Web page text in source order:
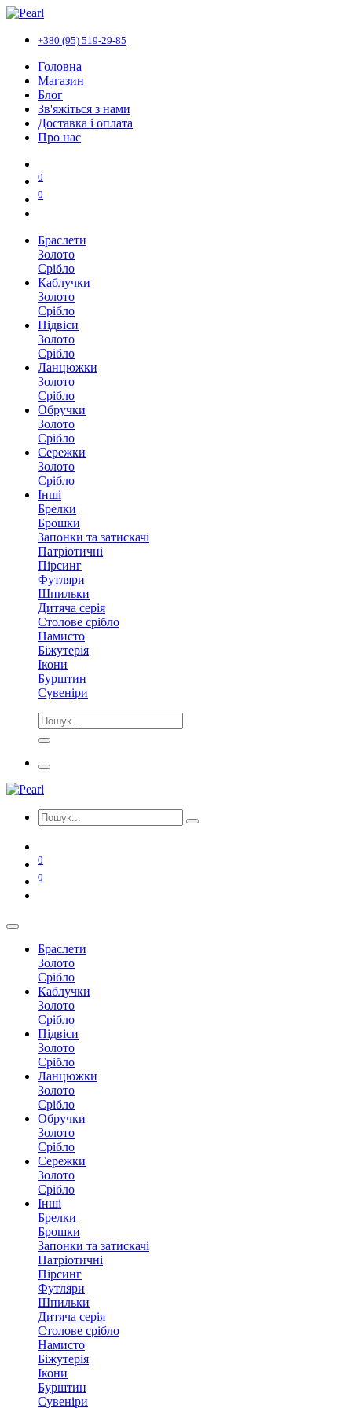
+380 (95) 519-29-85
Головна
Магазин
Блог
Зв'яжіться з нами
Доставка і оплата
Про нас
0
0
Браслети
Золото
Срібло
Каблучки
Золото
Срібло
Підвіси
Золото
Срібло
Ланцюжки
Золото
Срібло
Обручки
Золото
Срібло
Сережки
Золото
Срібло
Інші
Брелки
Брошки
Запонки та затискачі
Патріотичні
Пірсинг
Футляри
Шпильки
Дитяча серія
Столове срібло
Намисто
Біжутерія
Ікони
Бурштин
Сувеніри
0
0
Браслети
Золото
Срібло
Каблучки
Золото
Срібло
Підвіси
Золото
Срібло
Ланцюжки
Золото
Срібло
Обручки
Золото
Срібло
Сережки
Золото
Срібло
Інші
Брелки
Брошки
Запонки та затискачі
Патріотичні
Пірсинг
Футляри
Шпильки
Дитяча серія
Столове срібло
Намисто
Біжутерія
Ікони
Бурштин
Сувеніри